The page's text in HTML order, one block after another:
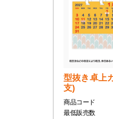
型抜き卓上
支)
商品コード
最低販売数